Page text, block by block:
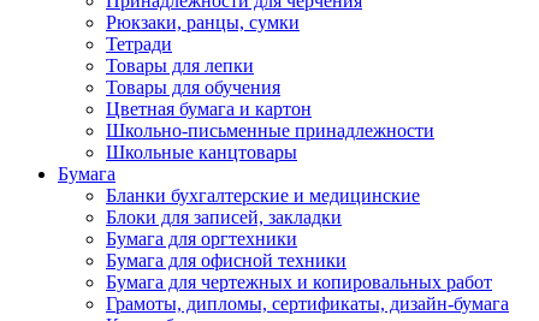
Рюкзаки, ранцы, сумки
Тетради
Товары для лепки
Товары для обучения
Цветная бумага и картон
Школьно-письменные принадлежности
Школьные канцтовары
Бумага
Бланки бухгалтерские и медицинские
Блоки для записей, закладки
Бумага для оргтехники
Бумага для офисной техники
Бумага для чертежных и копировальных работ
Грамоты, дипломы, сертификаты, дизайн-бумага